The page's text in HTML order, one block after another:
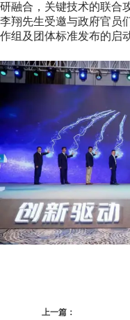
研融合，关键技术的联合
李翔先生受邀与政府官员
作组及团体标准发布的启
上一篇：